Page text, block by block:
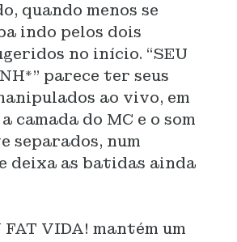
quando menos se
indo pelos dois
no início. “SEU
parece ter seus
ao vivo, em
camada do MC e o som
separados, num
deixa as batidas ainda
FAT VIDA! mantém um